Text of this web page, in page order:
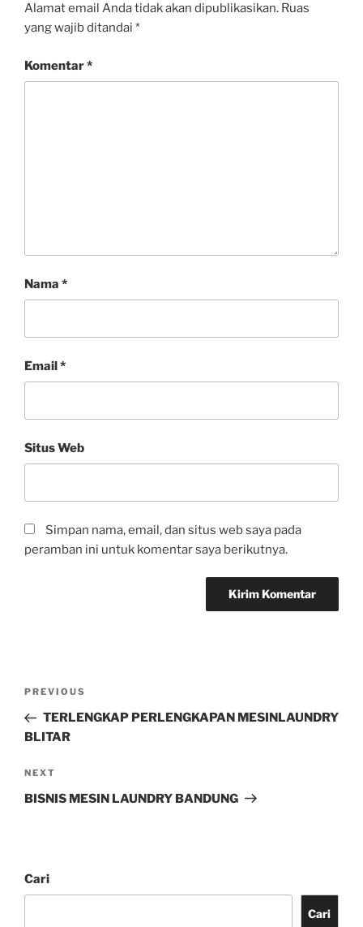
Alamat email Anda tidak akan dipublikasikan. Ruas
yang wajib ditandai *
Komentar*
Nama *
Email*
Situs Web
Simpan nama, email, dan situs web saya pada
peramban ini untuk komentar saya berikutnya.
PREVIOUS
TERLENGKAP PERLENGKAPAN MESINLAUNDRY
BLITAR
NEXT
BISNIS MESIN LAUNDRY BANDUNG
Cari
Cari